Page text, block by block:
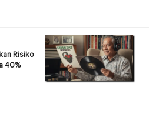
Risiko
40%